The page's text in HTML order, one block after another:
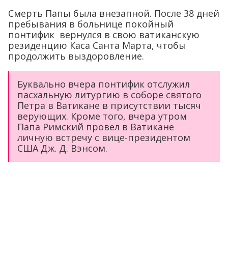
Смерть Папы была внезапной. После 38 дней
пребывания в больнице покойный
понтифик вернулся в свою ватиканскую
резиденцию Каса Санта Марта, чтобы
продолжить выздоровление.
Буквально вчера понтифик отслужил
пасхальную литургию в соборе святого
Петра в Ватикане в присутствии тысяч
верующих. Кроме того, вчера утром
Папа Римский провел в Ватикане
личную встречу с вице-президентом
США Дж. Д. Вэнсом.